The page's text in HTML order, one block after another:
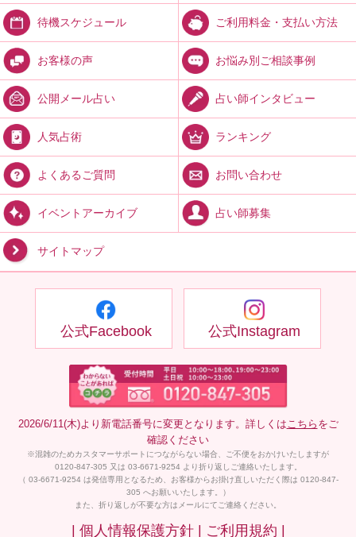
待機スケジュール ご利用料金・支払い方法
お客様の声 お悩み別ご相談事例
公開メール占い 占い師インタビュー
人気占術 ランキング
よくあるご質問 お問い合わせ
イベントアーカイブ 占い師募集
サイトマップ
公式Facebook 公式Instagram
2026/6/11(木)より新電話番号に変更となります。詳しくは こちら をご
確認ください
※混雑のためカスタマーサポートにつながらない場合、ご不便をおかけいたしますが
0120-847-305 又は 03-6671-9254 より折り返しご連絡いたします。
（ 03-6671-9254 は発信専用となるため、お客様からお掛け直しいただく際は 0120-847-
305 へお願いいたします。）
また、折り返しが不要な方はメールにてご連絡ください。
| 個人情報保護方針 | ご利用規約 |